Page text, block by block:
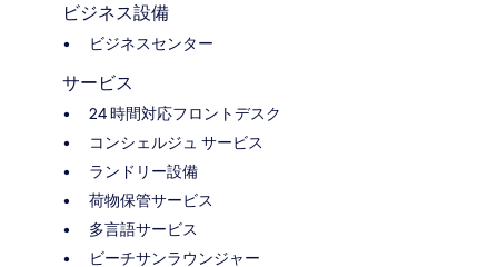
ビジネス設備
ビジネスセンター
サービス
24 時間対応フロントデスク
コンシェルジュ サービス
ランドリー設備
荷物保管サービス
多言語サービス
ビーチサンラウンジャー